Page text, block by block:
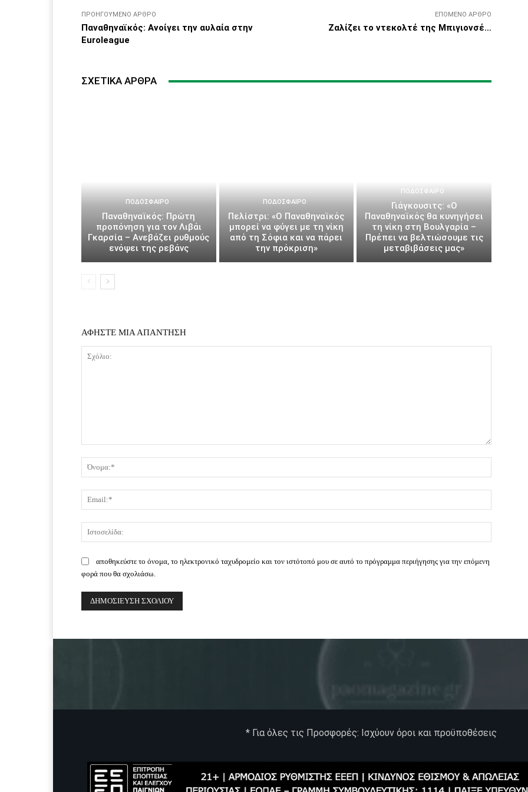
ΠΡΟΗΓΟΎΜΕΝΟ ΆΡΘΡΟ
Παναθηναϊκός: Ανοίγει την αυλαία στην
Euroleague
ΕΠΌΜΕΝΟ ΆΡΘΡΟ
Ζαλίζει το ντεκολτέ της Μπιγιονσέ…
ΣΧΕΤΙΚΆ ΆΡΘΡΑ
ΠΟΔΌΣΦΑΙΡΟ
Παναθηναϊκός: Πρώτη
προπόνηση για τον Λιβάι
Γκαρσία – Ανεβάζει ρυθμούς
ενόψει της ρεβάνς
ΠΟΔΌΣΦΑΙΡΟ
Πελίστρι: «Ο Παναθηναϊκός
μπορεί να φύγει με τη νίκη
από τη Σόφια και να πάρει
την πρόκριση»
ΠΟΔΌΣΦΑΙΡΟ
Γιάγκουσιτς: «Ο
Παναθηναϊκός θα κυνηγήσει
τη νίκη στη Βουλγαρία –
Πρέπει να βελτιώσουμε τις
μεταβιβάσεις μας»
ΑΦΗΣΤΕ ΜΙΑ ΑΠΑΝΤΗΣΗ
αποθηκεύστε το όνομα, το ηλεκτρονικό ταχυδρομείο και τον ιστότοπό μου σε αυτό το πρόγραμμα περιήγησης για την επόμενη
φορά που θα σχολιάσω.
* Για όλες τις Προσφορές: Ισχύουν όροι και προϋποθέσεις